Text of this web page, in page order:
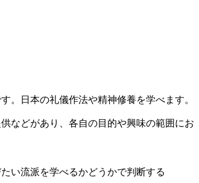
。日本の礼儀作法や精神修養を学べます。
などがあり、各自の目的や興味の範囲にお
い流派を学べるかどうかで判断する